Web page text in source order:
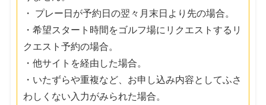
・ プレー日が予約日の翌々月末日より先の場合。
・希望スタート時間をゴルフ場にリクエストするリ
クエスト予約の場合。
・他サイトを経由した場合。
・いたずらや重複など、お申し込み内容としてふさ
わしくない入力がみられた場合。